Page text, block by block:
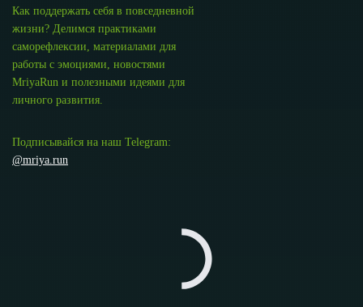
Как поддержать себя в повседневной
жизни? Делимся практиками
саморефлексии, материалами для
работы с эмоциями, новостями
MriyaRun и полезными идеями для
личного развития.
Подписывайся на наш Telegram:
@mriya.run